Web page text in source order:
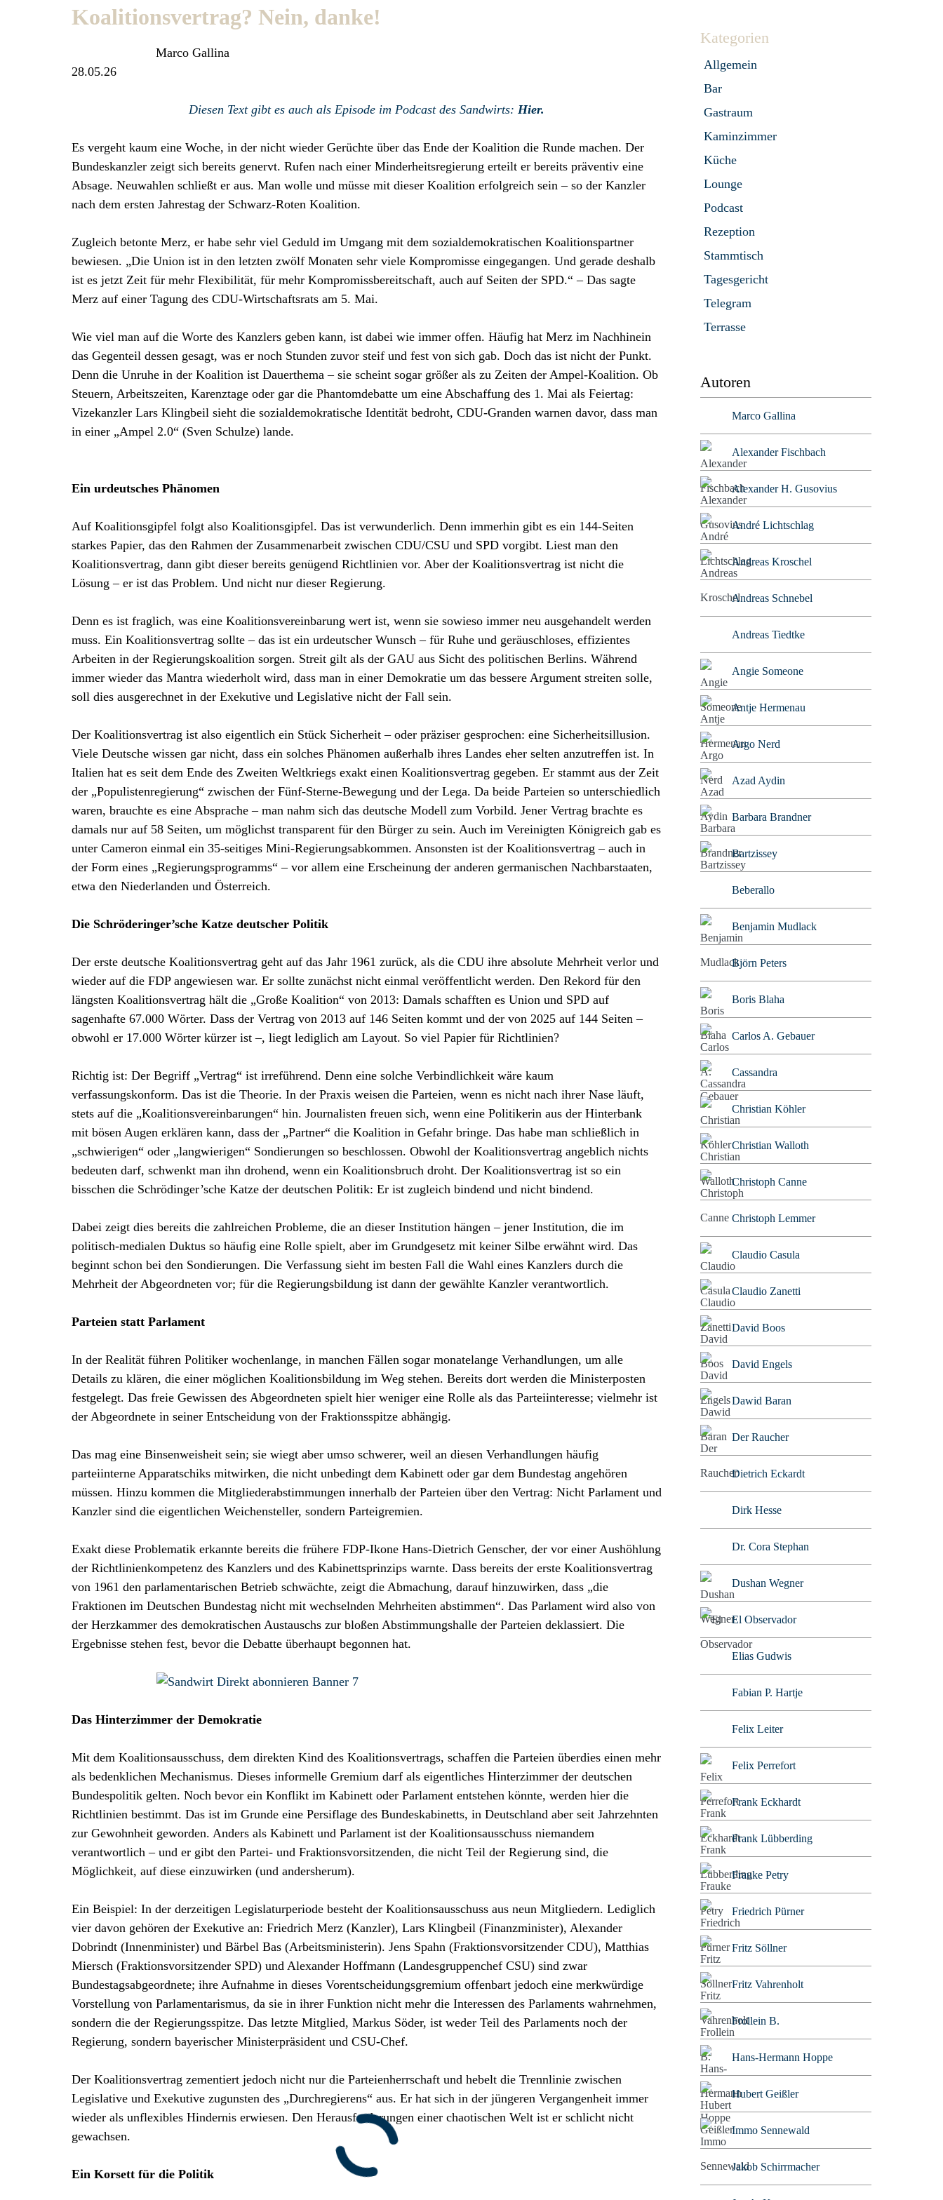
Koalitionsvertrag? Nein, danke!
Marco Gallina
28.05.26
Diesen Text gibt es auch als Episode im Podcast des Sandwirts:Hier.
Es vergeht kaum eine Woche, in der nicht wieder Gerüchte über das Ende der Koalition die Runde machen. Der
Bundeskanzler zeigt sich bereits genervt. Rufen nach einer Minderheitsregierung erteilt er bereits präventiv eine
Absage. Neuwahlen schließt er aus. Man wolle und müsse mit dieser Koalition erfolgreich sein – so der Kanzler
nach dem ersten Jahrestag der Schwarz-Roten Koalition.
Zugleich betonte Merz, er habe sehr viel Geduld im Umgang mit dem sozialdemokratischen Koalitionspartner
bewiesen. „Die Union ist in den letzten zwölf Monaten sehr viele Kompromisse eingegangen. Und gerade deshalb
ist es jetzt Zeit für mehr Flexibilität, für mehr Kompromissbereitschaft, auch auf Seiten der SPD.“ – Das sagte
Merz auf einer Tagung des CDU-Wirtschaftsrats am 5. Mai.
Wie viel man auf die Worte des Kanzlers geben kann, ist dabei wie immer offen. Häufig hat Merz im Nachhinein
das Gegenteil dessen gesagt, was er noch Stunden zuvor steif und fest von sich gab. Doch das ist nicht der Punkt.
Denn die Unruhe in der Koalition ist Dauerthema – sie scheint sogar größer als zu Zeiten der Ampel-Koalition. Ob
Steuern, Arbeitszeiten, Karenztage oder gar die Phantomdebatte um eine Abschaffung des 1. Mai als Feiertag:
Vizekanzler Lars Klingbeil sieht die sozialdemokratische Identität bedroht, CDU-Granden warnen davor, dass man
in einer „Ampel 2.0“ (Sven Schulze) lande.
Ein urdeutsches Phänomen
Auf Koalitionsgipfel folgt also Koalitionsgipfel. Das ist verwunderlich. Denn immerhin gibt es ein 144-Seiten
starkes Papier, das den Rahmen der Zusammenarbeit zwischen CDU/CSU und SPD vorgibt. Liest man den
Koalitionsvertrag, dann gibt dieser bereits genügend Richtlinien vor. Aber der Koalitionsvertrag ist nicht die
Lösung – er ist das Problem. Und nicht nur dieser Regierung.
Denn es ist fraglich, was eine Koalitionsvereinbarung wert ist, wenn sie sowieso immer neu ausgehandelt werden
muss. Ein Koalitionsvertrag sollte – das ist ein urdeutscher Wunsch – für Ruhe und geräuschloses, effizientes
Arbeiten in der Regierungskoalition sorgen. Streit gilt als der GAU aus Sicht des politischen Berlins. Während
immer wieder das Mantra wiederholt wird, dass man in einer Demokratie um das bessere Argument streiten solle,
soll dies ausgerechnet in der Exekutive und Legislative nicht der Fall sein.
Der Koalitionsvertrag ist also eigentlich ein Stück Sicherheit – oder präziser gesprochen: eine Sicherheitsillusion.
Viele Deutsche wissen gar nicht, dass ein solches Phänomen außerhalb ihres Landes eher selten anzutreffen ist. In
Italien hat es seit dem Ende des Zweiten Weltkriegs exakt einen Koalitionsvertrag gegeben. Er stammt aus der Zeit
der „Populistenregierung“ zwischen der Fünf-Sterne-Bewegung und der Lega. Da beide Parteien so unterschiedlich
waren, brauchte es eine Absprache – man nahm sich das deutsche Modell zum Vorbild. Jener Vertrag brachte es
damals nur auf 58 Seiten, um möglichst transparent für den Bürger zu sein. Auch im Vereinigten Königreich gab es
unter Cameron einmal ein 35-seitiges Mini-Regierungsabkommen. Ansonsten ist der Koalitionsvertrag – auch in
der Form eines „Regierungsprogramms“ – vor allem eine Erscheinung der anderen germanischen Nachbarstaaten,
etwa den Niederlanden und Österreich.
Die Schröderinger’sche Katze deutscher Politik
Der erste deutsche Koalitionsvertrag geht auf das Jahr 1961 zurück, als die CDU ihre absolute Mehrheit verlor und
wieder auf die FDP angewiesen war. Er sollte zunächst nicht einmal veröffentlicht werden. Den Rekord für den
längsten Koalitionsvertrag hält die „Große Koalition“ von 2013: Damals schafften es Union und SPD auf
sagenhafte 67.000 Wörter. Dass der Vertrag von 2013 auf 146 Seiten kommt und der von 2025 auf 144 Seiten –
obwohl er 17.000 Wörter kürzer ist –, liegt lediglich am Layout. So viel Papier für Richtlinien?
Richtig ist: Der Begriff „Vertrag“ ist irreführend. Denn eine solche Verbindlichkeit wäre kaum
verfassungskonform. Das ist die Theorie. In der Praxis weisen die Parteien, wenn es nicht nach ihrer Nase läuft,
stets auf die „Koalitionsvereinbarungen“ hin. Journalisten freuen sich, wenn eine Politikerin aus der Hinterbank
mit bösen Augen erklären kann, dass der „Partner“ die Koalition in Gefahr bringe. Das habe man schließlich in
„schwierigen“ oder „langwierigen“ Sondierungen so beschlossen. Obwohl der Koalitionsvertrag angeblich nichts
bedeuten darf, schwenkt man ihn drohend, wenn ein Koalitionsbruch droht. Der Koalitionsvertrag ist so ein
bisschen die Schrödinger’sche Katze der deutschen Politik: Er ist zugleich bindend und nicht bindend.
Dabei zeigt dies bereits die zahlreichen Probleme, die an dieser Institution hängen – jener Institution, die im
politisch-medialen Duktus so häufig eine Rolle spielt, aber im Grundgesetz mit keiner Silbe erwähnt wird. Das
beginnt schon bei den Sondierungen. Die Verfassung sieht im besten Fall die Wahl eines Kanzlers durch die
Mehrheit der Abgeordneten vor; für die Regierungsbildung ist dann der gewählte Kanzler verantwortlich.
Parteien statt Parlament
In der Realität führen Politiker wochenlange, in manchen Fällen sogar monatelange Verhandlungen, um alle
Details zu klären, die einer möglichen Koalitionsbildung im Weg stehen. Bereits dort werden die Ministerposten
festgelegt. Das freie Gewissen des Abgeordneten spielt hier weniger eine Rolle als das Parteiinteresse; vielmehr ist
der Abgeordnete in seiner Entscheidung von der Fraktionsspitze abhängig.
Das mag eine Binsenweisheit sein; sie wiegt aber umso schwerer, weil an diesen Verhandlungen häufig
parteiinterne Apparatschiks mitwirken, die nicht unbedingt dem Kabinett oder gar dem Bundestag angehören
müssen. Hinzu kommen die Mitgliederabstimmungen innerhalb der Parteien über den Vertrag: Nicht Parlament und
Kanzler sind die eigentlichen Weichensteller, sondern Parteigremien.
Exakt diese Problematik erkannte bereits die frühere FDP-Ikone Hans-Dietrich Genscher, der vor einer Aushöhlung
der Richtlinienkompetenz des Kanzlers und des Kabinettsprinzips warnte. Dass bereits der erste Koalitionsvertrag
von 1961 den parlamentarischen Betrieb schwächte, zeigt die Abmachung, darauf hinzuwirken, dass „die
Fraktionen im Deutschen Bundestag nicht mit wechselnden Mehrheiten abstimmen“. Das Parlament wird also von
der Herzkammer des demokratischen Austauschs zur bloßen Abstimmungshalle der Parteien deklassiert. Die
Ergebnisse stehen fest, bevor die Debatte überhaupt begonnen hat.
Das Hinterzimmer der Demokratie
Mit dem Koalitionsausschuss, dem direkten Kind des Koalitionsvertrags, schaffen die Parteien überdies einen mehr
als bedenklichen Mechanismus. Dieses informelle Gremium darf als eigentliches Hinterzimmer der deutschen
Bundespolitik gelten. Noch bevor ein Konflikt im Kabinett oder Parlament entstehen könnte, werden hier die
Richtlinien bestimmt. Das ist im Grunde eine Persiflage des Bundeskabinetts, in Deutschland aber seit Jahrzehnten
zur Gewohnheit geworden. Anders als Kabinett und Parlament ist der Koalitionsausschuss niemandem
verantwortlich – und er gibt den Partei- und Fraktionsvorsitzenden, die nicht Teil der Regierung sind, die
Möglichkeit, auf diese einzuwirken (und andersherum).
Ein Beispiel: In der derzeitigen Legislaturperiode besteht der Koalitionsausschuss aus neun Mitgliedern. Lediglich
vier davon gehören der Exekutive an: Friedrich Merz (Kanzler), Lars Klingbeil (Finanzminister), Alexander
Dobrindt (Innenminister) und Bärbel Bas (Arbeitsministerin). Jens Spahn (Fraktionsvorsitzender CDU), Matthias
Miersch (Fraktionsvorsitzender SPD) und Alexander Hoffmann (Landesgruppenchef CSU) sind zwar
Bundestagsabgeordnete; ihre Aufnahme in dieses Vorentscheidungsgremium offenbart jedoch eine merkwürdige
Vorstellung von Parlamentarismus, da sie in ihrer Funktion nicht mehr die Interessen des Parlaments wahrnehmen,
sondern die der Regierungsspitze. Das letzte Mitglied, Markus Söder, ist weder Teil des Parlaments noch der
Regierung, sondern bayerischer Ministerpräsident und CSU-Chef.
Der Koalitionsvertrag zementiert jedoch nicht nur die Parteienherrschaft und hebelt die Trennlinie zwischen
Legislative und Exekutive zugunsten des „Durchregierens“ aus. Er hat sich in der jüngeren Vergangenheit immer
wieder als unflexibles Hindernis erwiesen. Den Herausforderungen einer chaotischen Welt ist er schlicht nicht
gewachsen.
Ein Korsett für die Politik
Kategorien
Allgemein
Bar
Gastraum
Kaminzimmer
Küche
Lounge
Podcast
Rezeption
Stammtisch
Tagesgericht
Telegram
Terrasse
Autoren
Marco Gallina
Alexander Fischbach
Alexander H. Gusovius
André Lichtschlag
Andreas Kroschel
Andreas Schnebel
Andreas Tiedtke
Angie Someone
Antje Hermenau
Argo Nerd
Azad Aydin
Barbara Brandner
Bartzissey
Beberallo
Benjamin Mudlack
Björn Peters
Boris Blaha
Carlos A. Gebauer
Cassandra
Christian Köhler
Christian Walloth
Christoph Canne
Christoph Lemmer
Claudio Casula
Claudio Zanetti
David Boos
David Engels
Dawid Baran
Der Raucher
Dietrich Eckardt
Dirk Hesse
Dr. Cora Stephan
Dushan Wegner
El Observador
Elias Gudwis
Fabian P. Hartje
Felix Leiter
Felix Perrefort
Frank Eckhardt
Frank Lübberding
Frauke Petry
Friedrich Pürner
Fritz Söllner
Fritz Vahrenholt
Frollein B.
Hans-Hermann Hoppe
Hubert Geißler
Immo Sennewald
Jakob Schirrmacher